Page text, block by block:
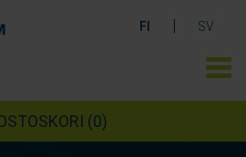
FI | SV
(0)